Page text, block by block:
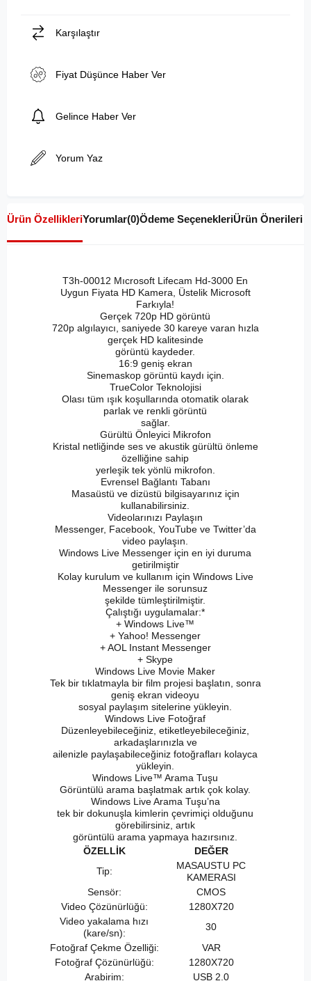
Karşılaştır
Fiyat Düşünce Haber Ver
Gelince Haber Ver
Yorum Yaz
Ürün ÖzellikleriYorumlar(0)Ödeme SeçenekleriÜrün Önerileri
T3h-00012 Mıcrosoft Lifecam Hd-3000 En
Uygun Fiyata HD Kamera, Üstelik Microsoft
Farkıyla!
Gerçek 720p HD görüntü
720p algılayıcı, saniyede 30 kareye varan hızla
gerçek HD kalitesinde
görüntü kaydeder.
16:9 geniş ekran
Sinemaskop görüntü kaydı için.
TrueColor Teknolojisi
Olası tüm ışık koşullarında otomatik olarak
parlak ve renkli görüntü
sağlar.
Gürültü Önleyici Mikrofon
Kristal netliğinde ses ve akustik gürültü önleme
özelliğine sahip
yerleşik tek yönlü mikrofon.
Evrensel Bağlantı Tabanı
Masaüstü ve dizüstü bilgisayarınız için
kullanabilirsiniz.
Videolarınızı Paylaşın
Messenger, Facebook, YouTube ve Twitter’da
video paylaşın.
Windows Live Messenger için en iyi duruma
getirilmiştir
Kolay kurulum ve kullanım için Windows Live
Messenger ile sorunsuz
şekilde tümleştirilmiştir.
Çalıştığı uygulamalar:*
+ Windows Live™
+ Yahoo! Messenger
+ AOL Instant Messenger
+ Skype
Windows Live Movie Maker
Tek bir tıklatmayla bir film projesi başlatın, sonra
geniş ekran videoyu
sosyal paylaşım sitelerine yükleyin.
Windows Live Fotoğraf
Düzenleyebileceğiniz, etiketleyebileceğiniz,
arkadaşlarınızla ve
ailenizle paylaşabileceğiniz fotoğrafları kolayca
yükleyin.
Windows Live™ Arama Tuşu
Görüntülü arama başlatmak artık çok kolay.
Windows Live Arama Tuşu’na
tek bir dokunuşla kimlerin çevrimiçi olduğunu
görebilirsiniz, artık
görüntülü arama yapmaya hazırsınız.
ÖZELLİK
DEĞER
Tip:
MASAUSTU PC
KAMERASI
Sensör:
CMOS
Video Çözünürlüğü:
1280X720
Video yakalama hızı
(kare/sn):
30
Fotoğraf Çekme Özelliği:
VAR
Fotoğraf Çözünürlüğü:
1280X720
Arabirim:
USB 2.0